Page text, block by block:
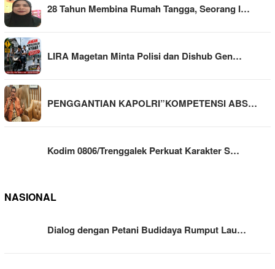
28 Tahun Membina Rumah Tangga, Seorang I…
LIRA Magetan Minta Polisi dan Dishub Gen…
PENGGANTIAN KAPOLRI”KOMPETENSI ABS…
Kodim 0806/Trenggalek Perkuat Karakter S…
NASIONAL
Dialog dengan Petani Budidaya Rumput Lau…